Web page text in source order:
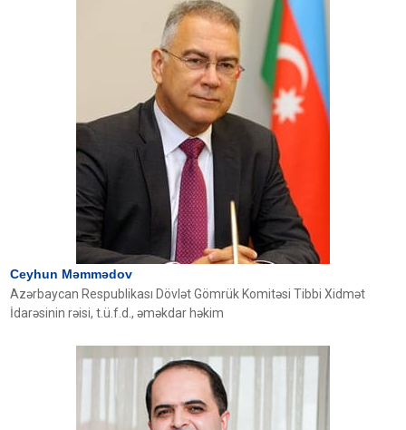
Ceyhun Məmmədov
Azərbaycan Respublikası Dövlət Gömrük Komitəsi Tibbi Xidmət
İdarəsinin rəisi, t.ü.f.d., əməkdar həkim